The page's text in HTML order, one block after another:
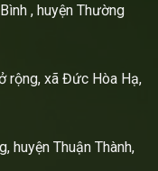
, huyện Thường
rộng, xã Đức Hòa Hạ,
huyện Thuận Thành,